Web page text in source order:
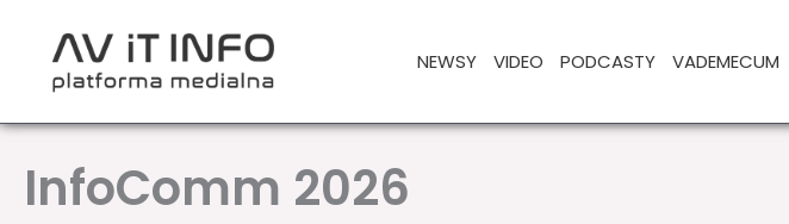
NEWSY VIDEO PODCASTY VADEMECUM
InfoComm 2026